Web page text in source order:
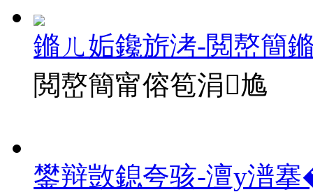
鏅ㄦ姤鑱旂洘-閲嶅簡
閲嶅簡甯傛笣涓尯
鐢辩敳鎴夸骇-澶у潽